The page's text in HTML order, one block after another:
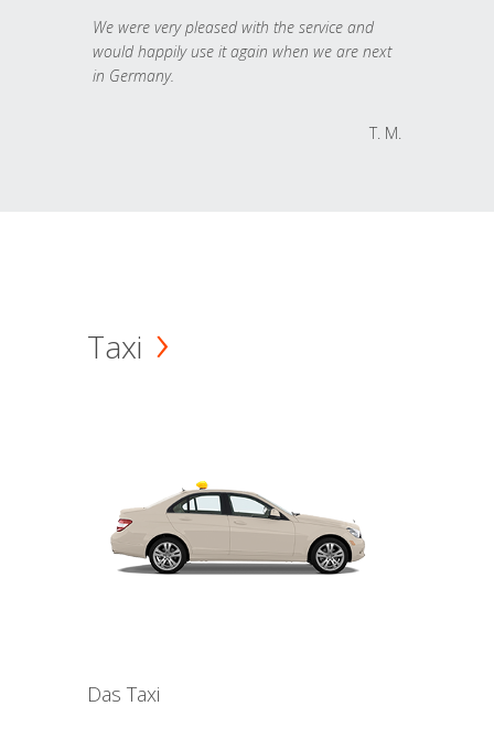
We were very pleased with the service and
would happily use it again when we are next
in Germany.
T. M.
Taxi
Das Taxi